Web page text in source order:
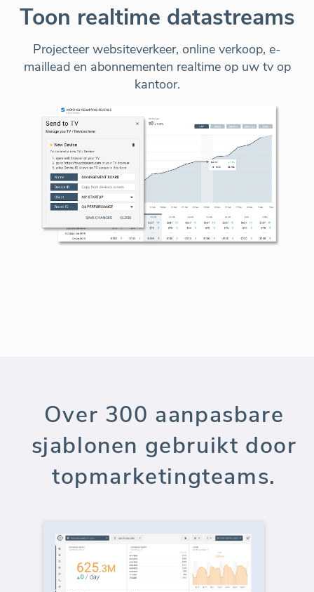
Toon realtime datastreams
Projecteer websiteverkeer, online verkoop, e-
maillead en abonnementen realtime op uw tv op
kantoor.
Over 300 aanpasbare
sjablonen gebruikt door
topmarketingteams.